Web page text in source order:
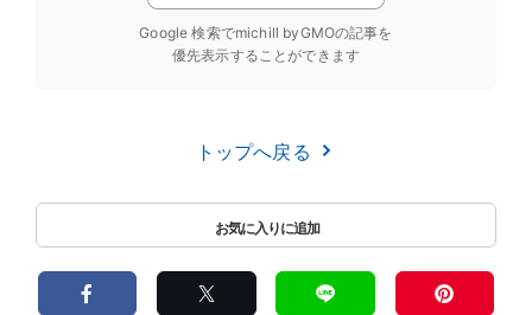
Google 検索でmichill byGMOの記事を
優先表示することができます
トップへ戻る